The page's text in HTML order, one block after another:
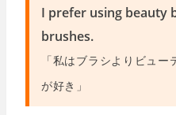
I prefer using beauty
brushes.
「私はブラシよりビュ
が好き」